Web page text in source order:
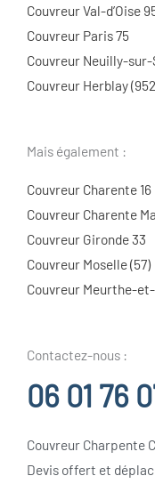
Couvreur Val-d’Oise
Couvreur Paris 75
Couvreur Neuilly-
Couvreur Herblay
Mais également :
Couvreur Charente 16
Couvreur Charente
Couvreur Gironde 33
Couvreur Moselle (57)
Couvreur Meurthe-
Contactez-nous :
06 01 76
Couvreur Charpente
Devis offert et